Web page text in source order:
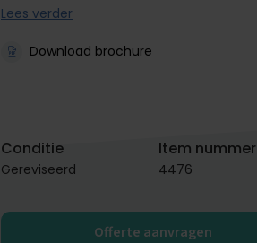
Lees verder
Download brochure
Conditie
Gereviseerd
Item nummer
4476
Offerte aanvragen